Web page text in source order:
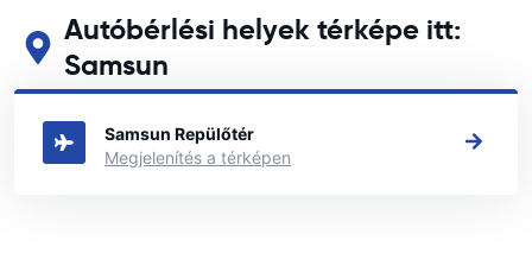
Autóbérlési helyek térképe itt:
Samsun
Tekintse meg fő autóbérlési helyeinket itt: Samsun
Samsun Repülőtér
Megjelenítés a térképen